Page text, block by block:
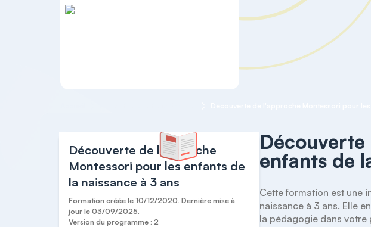
Découverte de l'approche
Montessori pour les enfants de
la naissance à 3 ans
Formation créée le 10/12/2020. Dernière mise à
jour le 03/09/2025.
Version du programme : 2
enfants de
Cette formation est une
naissance à 3 ans. Elle
la pédagogie dans votre